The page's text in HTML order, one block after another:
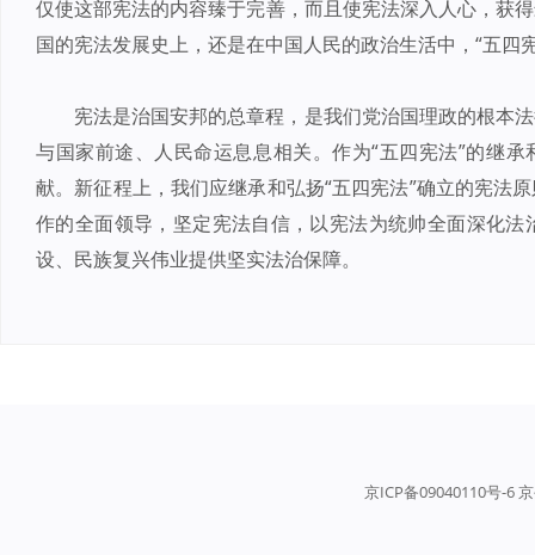
仅使这部宪法的内容臻于完善，而且使宪法深入人心，获
国的宪法发展史上，还是在中国人民的政治生活中，“五四
宪法是治国安邦的总章程，是我们党治国理政的根本
与国家前途、人民命运息息相关。作为“五四宪法”的继
献。新征程上，我们应继承和弘扬“五四宪法”确立的宪法
作的全面领导，坚定宪法自信，以宪法为统帅全面深化
设、民族复兴伟业提供坚实法治保障。
京ICP备09040110号-6